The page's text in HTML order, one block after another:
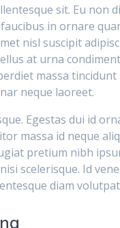
sit. Eu non
in ornare
nisl suscipit
at urna
massa
neque laoreet.
Egestas dui id
massa id neque
pretium nibh
scelerisque. Id
diam